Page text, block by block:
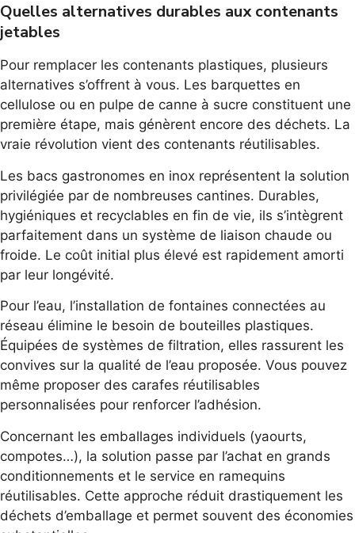
Quelles alternatives durables aux contenants
jetables
Pour remplacer les contenants plastiques, plusieurs
alternatives s’offrent à vous. Les barquettes en
cellulose ou en pulpe de canne à sucre constituent une
première étape, mais génèrent encore des déchets. La
vraie révolution vient des contenants réutilisables.
Les bacs gastronomes en inox représentent la solution
privilégiée par de nombreuses cantines. Durables,
hygiéniques et recyclables en fin de vie, ils s’intègrent
parfaitement dans un système de liaison chaude ou
froide. Le coût initial plus élevé est rapidement amorti
par leur longévité.
Pour l’eau, l’installation de fontaines connectées au
réseau élimine le besoin de bouteilles plastiques.
Équipées de systèmes de filtration, elles rassurent les
convives sur la qualité de l’eau proposée. Vous pouvez
même proposer des carafes réutilisables
personnalisées pour renforcer l’adhésion.
Concernant les emballages individuels (yaourts,
compotes…), la solution passe par l’achat en grands
conditionnements et le service en ramequins
réutilisables. Cette approche réduit drastiquement les
déchets d’emballage et permet souvent des économies